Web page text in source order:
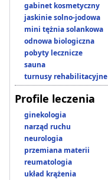
gabinet kosmetyczny
jaskinie solno-jodowa
mini tężnia solankowa
odnowa biologiczna
pobyty lecznicze
sauna
turnusy rehabilitacyjne
Profile leczenia
ginekologia
narząd ruchu
neurologia
przemiana materii
reumatologia
układ krążenia